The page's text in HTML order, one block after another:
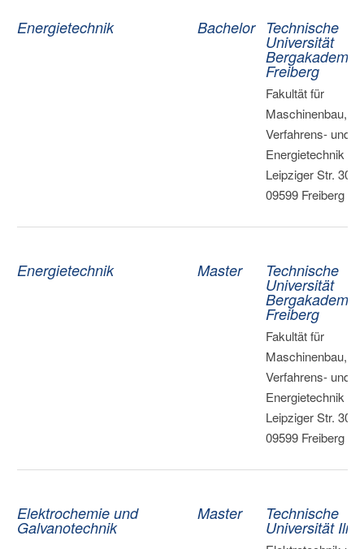
Energietechnik Bachelor Technische
Universität
Bergakademie
Freiberg
Fakultät für
Maschinenbau,
Verfahrens- und
Energietechnik |
Leipziger Str. 30,
09599 Freiberg
Energietechnik Master Technische
Universität
Bergakademie
Freiberg
Fakultät für
Maschinenbau,
Verfahrens- und
Energietechnik |
Leipziger Str. 30,
09599 Freiberg
Elektrochemie und
Galvanotechnik
Master Technische
Universität